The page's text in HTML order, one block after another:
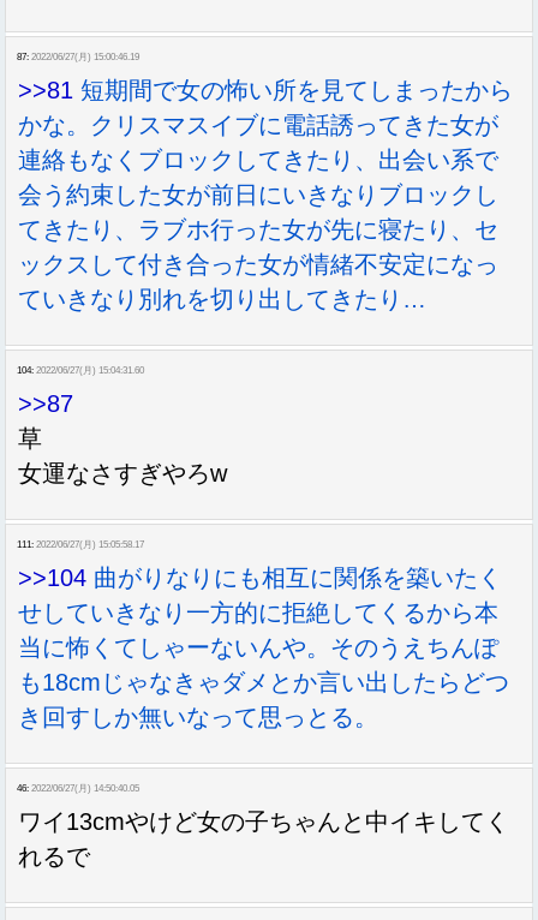
87: 2022/06/27(月) 15:00:46.19
>>81 短期間で女の怖い所を見てしまったから
かな。クリスマスイブに電話誘ってきた女が
連絡もなくブロックしてきたり、出会い系で
会う約束した女が前日にいきなりブロックし
てきたり、ラブホ行った女が先に寝たり、セ
ックスして付き合った女が情緒不安定になっ
ていきなり別れを切り出してきたり…
104: 2022/06/27(月) 15:04:31.60
>>87
草
女運なさすぎやろw
111: 2022/06/27(月) 15:05:58.17
>>104 曲がりなりにも相互に関係を築いたく
せしていきなり一方的に拒絶してくるから本
当に怖くてしゃーないんや。そのうえちんぽ
も18cmじゃなきゃダメとか言い出したらどつ
き回すしか無いなって思っとる。
46: 2022/06/27(月) 14:50:40.05
ワイ13cmやけど女の子ちゃんと中イキしてく
れるで